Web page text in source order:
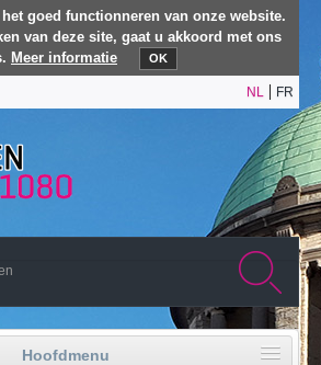
goed functionneren van onze website.
van deze site, gaat u akkoord met ons
Meer informatie OK
NL FR
Hoofdmenu